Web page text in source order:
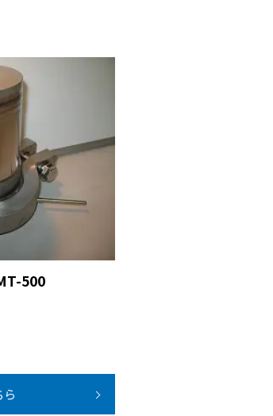
500